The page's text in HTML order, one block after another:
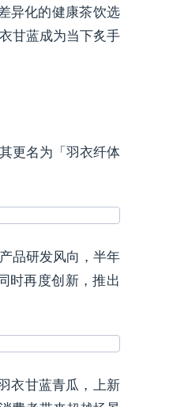
异化的健康茶饮选
甘蓝成为当下炙手
更名为「羽衣纤体
品研发风向，半年
时再度创新，推出
衣甘蓝青瓜，上新